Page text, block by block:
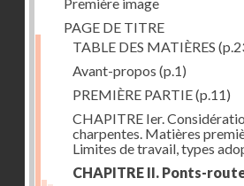
PAGE DE TITRE
TABLE DES MATIÈRES
Avant-propos (p.1)
PREMIÈRE PARTIE(p.11)
CHAPITRE Ier.
charpentes. Matières
Limites de travail, types
CHAPITRE II. Ponts-